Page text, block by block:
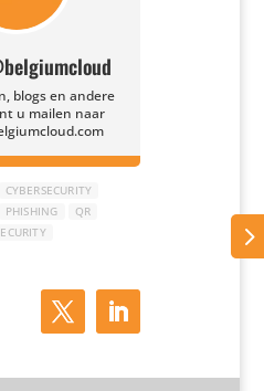
blogs en andere
u mailen naar
CYBERSECURITY
PHISHING
QR